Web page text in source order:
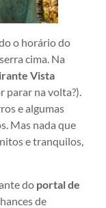
o horário do
cima. Na
Vista
parar na volta?).
e algumas
Mas nada que
e tranquilos,
do portal de
de